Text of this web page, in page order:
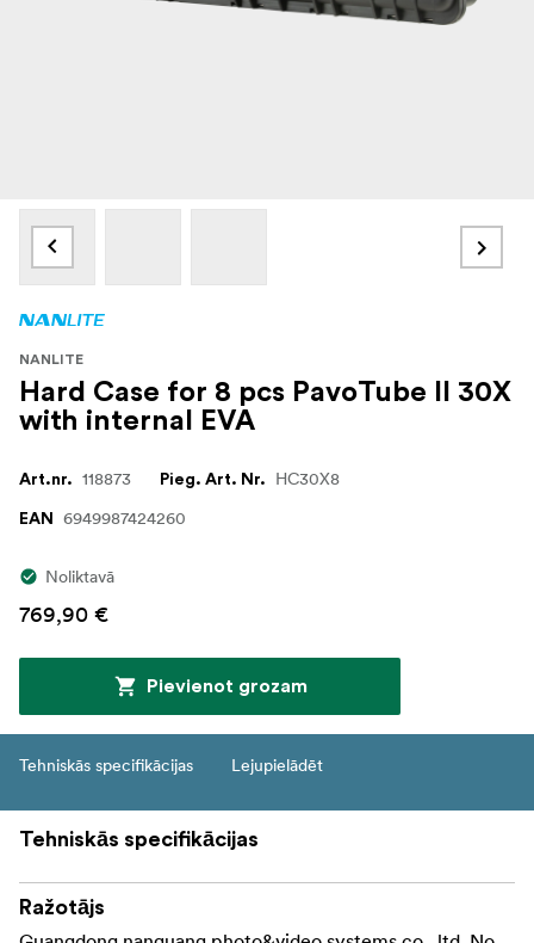
NANLITE
Hard Case for 8 pcs PavoTube II 30X
with internal EVA
Art.nr. 118873 Pieg. Art. Nr. HC30X8
EAN 6949987424260
Noliktavā
769,90 €
Pievienot grozam
Tehniskās specifikācijas Lejupielādēt
Tehniskās specifikācijas
Ražotājs